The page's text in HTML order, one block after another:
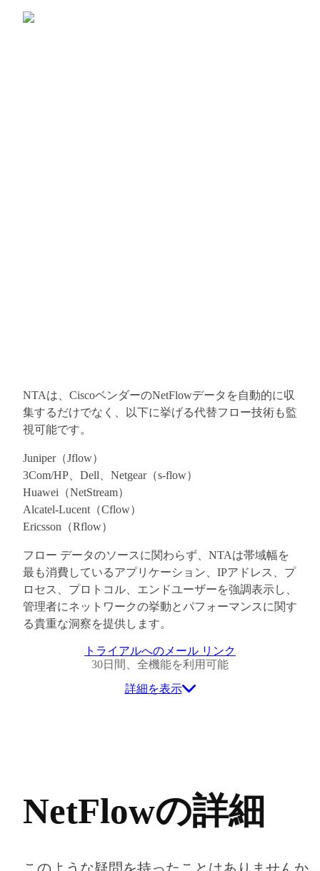
NTAは、CiscoベンダーのNetFlowデータを自動的に収
集するだけでなく、以下に挙げる代替フロー技術も監
視可能です。
Juniper（Jflow）
3Com/HP、Dell、Netgear（s-flow）
Huawei（NetStream）
Alcatel-Lucent（Cflow）
Ericsson（Rflow）
フロー データのソースに関わらず、NTAは帯域幅を
最も消費しているアプリケーション、IPアドレス、プ
ロセス、プロトコル、エンドユーザーを強調表示し、
管理者にネットワークの挙動とパフォーマンスに関す
る貴重な洞察を提供します。
トライアルへのメール リンク
30日間、全機能を利用可能
詳細を表示
NetFlowの詳細
このような疑問を持ったことはありませんか…